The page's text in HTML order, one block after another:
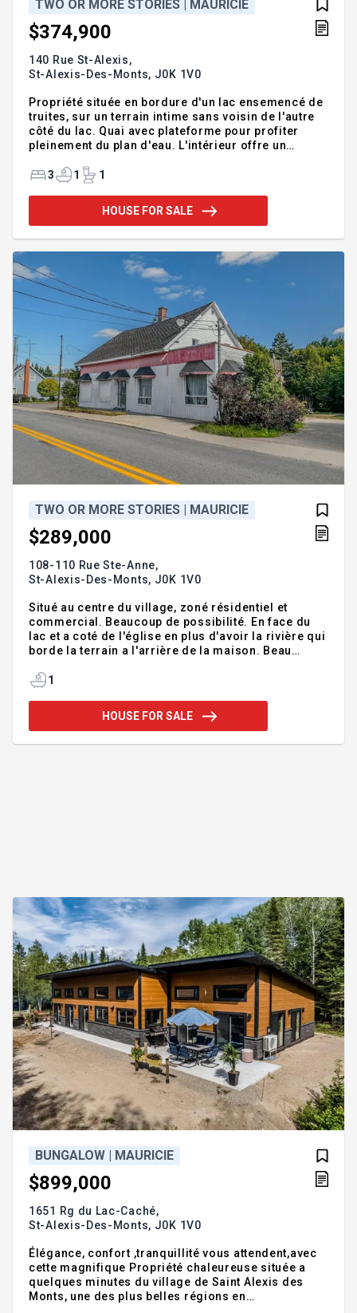
TWO OR MORE STORIES | MAURICIE
$374,900
140 Rue St-Alexis,
St-Alexis-Des-Monts, J0K 1V0
Propriété située en bordure d'un lac ensemencé de
truites, sur un terrain intime sans voisin de l'autre
côté du lac. Quai avec plateforme pour profiter
pleinement du plan d'eau. L'intérieur offre un
salon, la salle à manger et la cuisine, ainsi qu'une
propriété comprend trois chambres à coucher.
Thermopompe murale pour un confort en toute
les amateurs de nature, de pêche et de tranquillité.
INCLUSIO
3 1 1
HOUSE FOR SALE
TWO OR MORE STORIES | MAURICIE
$289,000
108-110 Rue Ste-Anne,
St-Alexis-Des-Monts, J0K 1V0
Situé au centre du village, zoné résidentiel et
commercial. Beaucoup de possibilité. En face du
lac et a coté de l'église en plus d'avoir la rivière qui
borde la terrain a l'arrière de la maison. Beau
simplement votre commerce au RDC et votre
rénové. Addendum:Situé au centre du village, zoné
résidentiel et commercial. Beaucoup de possibilité.
1
HOUSE FOR SALE
BUNGALOW | MAURICIE
$899,000
1651 Rg du Lac-Caché,
St-Alexis-Des-Monts, J0K 1V0
Élégance, confort ,tranquillité vous attendent,avec
cette magnifique Propriété chaleureuse située a
quelques minutes du village de Saint Alexis des
Monts, une des plus belles régions en